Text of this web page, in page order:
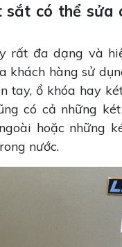
sắt có thể sửa
rất đa dạng và
khách hàng sử
tay, ổ khóa hay
có cả những
hoặc những
nước.